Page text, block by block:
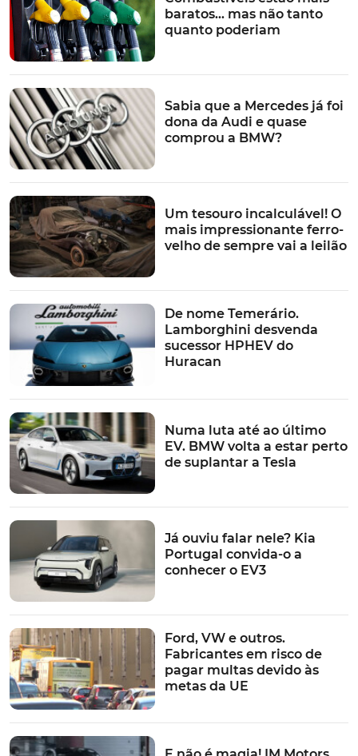
baratos… mas não tanto
quanto poderiam
Sabia que a Mercedes já foi
dona da Audi e quase
comprou a BMW?
Um tesouro incalculável! O
mais impressionante ferro-
velho de sempre vai a leilão
De nome Temerário.
Lamborghini desvenda
sucessor HPHEV do
Huracan
Numa luta até ao último
EV. BMW volta a estar perto
de suplantar a Tesla
Já ouviu falar nele? Kia
Portugal convida-o a
conhecer o EV3
Ford, VW e outros.
Fabricantes em risco de
pagar multas devido às
metas da UE